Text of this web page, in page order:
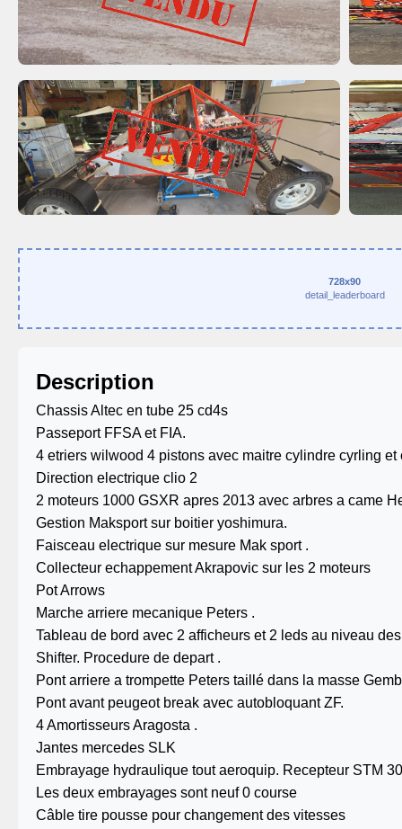
728x90
detail_leaderboard
Description
Chassis Altec en tube 25 cd4s
Passeport FFSA et FIA.
4 etriers wilwood 4 pistons avec maitre cylindre cyrling
Direction electrique clio 2
2 moteurs 1000 GSXR apres 2013 avec arbres a came
Gestion Maksport sur boitier yoshimura.
Faisceau electrique sur mesure Mak sport .
Collecteur echappement Akrapovic sur les 2 moteurs
Pot Arrows
Marche arriere mecanique Peters .
Tableau de bord avec 2 afficheurs et 2 leds au niveau
Shifter. Procedure de depart .
Pont arriere a trompette Peters taillé dans la masse
Pont avant peugeot break avec autobloquant ZF.
4 Amortisseurs Aragosta .
Jantes mercedes SLK
Embrayage hydraulique tout aeroquip. Recepteur STM
Les deux embrayages sont neuf 0 course
Câble tire pousse pour changement des vitesses